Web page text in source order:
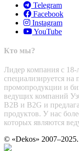
Telegram
Facebook
Instagram
YouTube
Кто мы?
Лидер компания с
специализируется на
промопродукции и
ведущих компаний
B2B и B2G и
продуктов. У нас
которых являются
© «Dekos»